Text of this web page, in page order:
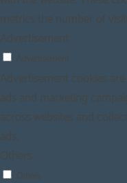
metrics the number of
Advertisement
Advertisement
Advertisement cookies
ads and marketing
across websites and
ads.
Others
Others